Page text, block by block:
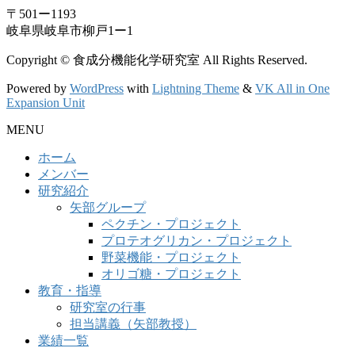
〒501ー1193
岐阜県岐阜市柳戸1ー1
Copyright © 食成分機能化学研究室 All Rights Reserved.
Powered by WordPress with Lightning Theme & VK All in One
Expansion Unit
MENU
ホーム
メンバー
研究紹介
矢部グループ
ペクチン・プロジェクト
プロテオグリカン・プロジェクト
野菜機能・プロジェクト
オリゴ糖・プロジェクト
教育・指導
研究室の行事
担当講義（矢部教授）
業績一覧